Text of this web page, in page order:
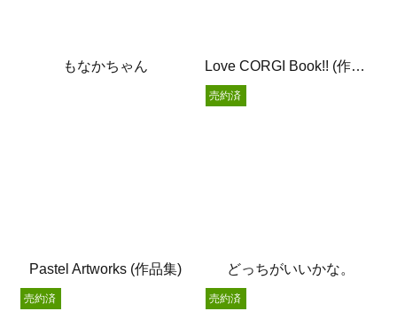
もなかちゃん Love CORGI Book!! (作品集)
Pastel Artworks (作品集) どっちがいいかな。
売約済
売約済 売約済